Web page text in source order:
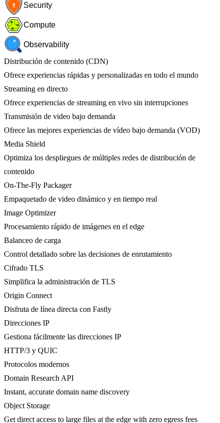
Security
Compute
Observability
Distribución de contenido (CDN)
Ofrece experiencias rápidas y personalizadas en todo el mundo
Streaming en directo
Ofrece experiencias de streaming en vivo sin interrupciones
Transmisión de video bajo demanda
Ofrece las mejores experiencias de vídeo bajo demanda (VOD)
Media Shield
Optimiza los despliegues de múltiples redes de distribución de
contenido
On-The-Fly Packager
Empaquetado de video dinámico y en tiempo real
Image Optimizer
Procesamiento rápido de imágenes en el edge
Balanceo de carga
Control detallado sobre las decisiones de enrutamiento
Cifrado TLS
Simplifica la administración de TLS
Origin Connect
Disfruta de línea directa con Fastly
Direcciones IP
Gestiona fácilmente las direcciones IP
HTTP/3 y QUIC
Protocolos modernos
Domain Research API
Instant, accurate domain name discovery
Object Storage
Get direct access to large files at the edge with zero egress fees